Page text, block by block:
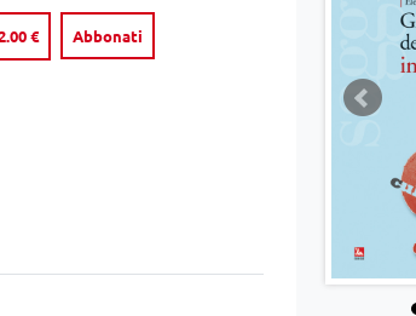
€ Abbonati